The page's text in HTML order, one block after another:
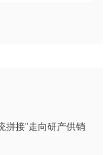
拼接”走向研产供销